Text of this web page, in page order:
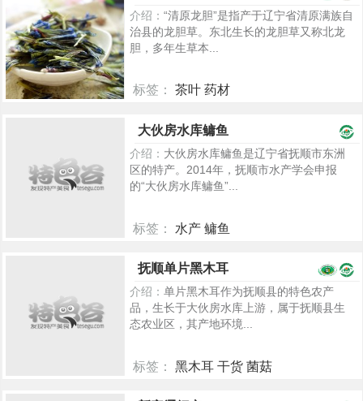
介绍： “清原龙胆”是指产于辽宁省清原满族自
治县的龙胆草。东北生长的龙胆草又称北龙
胆，多年生草本...
标签： 茶叶 药材
大伙房水库鳙鱼
介绍： 大伙房水库鳙鱼是辽宁省抚顺市东洲
区的特产。2014年，抚顺市水产学会申报
的“大伙房水库鳙鱼”...
标签： 水产 鳙鱼
抚顺单片黑木耳
介绍： 单片黑木耳作为抚顺县的特色农产
品，生长于大伙房水库上游，属于抚顺县生
态农业区，其产地环境...
标签： 黑木耳 干货 菌菇